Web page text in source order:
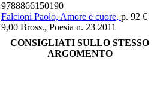
9788866150190
Falcioni Paolo, Amore e cuore, p. 92 €
9,00 Bross., Poesia n. 23 2011
CONSIGLIATI SULLO STESSO
ARGOMENTO